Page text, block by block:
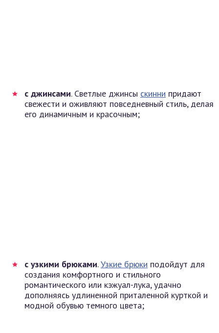
с джинсами. Светлые джинсы скинни придают
свежести и оживляют повседневный стиль, делая
его динамичным и красочным;
с узкими брюками.Узкие брюки подойдут для
создания комфортного и стильного
романтического или кэжуал-лука, удачно
дополняясь удлиненной приталенной курткой и
модной обувью темного цвета;